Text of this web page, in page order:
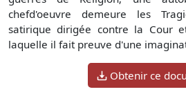
chefd'oeuvre demeure les
satirique dirigée contre la Cour
laquelle il fait preuve d'une
Obtenir ce